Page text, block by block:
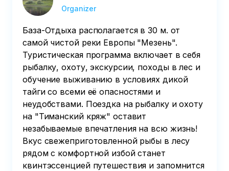
Organizer
База-Отдыха располагается в 30 м. от
самой чистой реки Европы "Мезень".
Туристическая программа включает в себя
рыбалку, охоту, экскурсии, походы в лес и
обучение выживанию в условиях дикой
тайги со всеми её опасностями и
неудобствами. Поездка на рыбалку и охоту
на "Тиманский кряж" оставит
незабываемые впечатления на всю жизнь!
Вкус свежеприготовленной рыбы в лесу
рядом с комфортной избой станет
квинтэссенцией путешествия и запомнится